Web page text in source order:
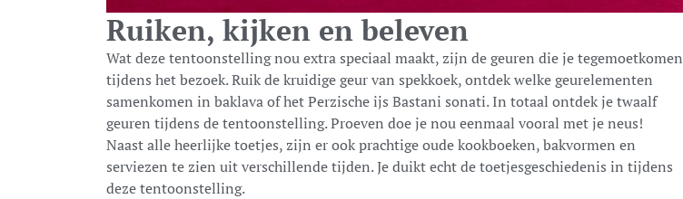
Ruiken, kijken en beleven
Wat deze tentoonstelling nou extra speciaal maakt, zijn de geuren die je tegemoetkomen
tijdens het bezoek. Ruik de kruidige geur van spekkoek, ontdek welke geurelementen
samenkomen in baklava of het Perzische ijs Bastani sonati. In totaal ontdek je twaalf
geuren tijdens de tentoonstelling. Proeven doe je nou eenmaal vooral met je neus!
Naast alle heerlijke toetjes, zijn er ook prachtige oude kookboeken, bakvormen en
serviezen te zien uit verschillende tijden. Je duikt echt de toetjesgeschiedenis in tijdens
deze tentoonstelling.